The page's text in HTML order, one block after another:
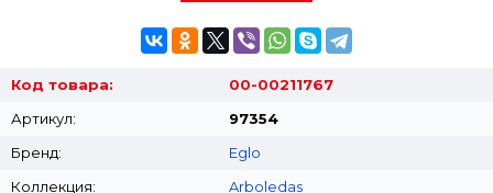
Код товара:
00-00211767
Артикул:
97354
Бренд:
Eglo
Коллекция:
Arboledas